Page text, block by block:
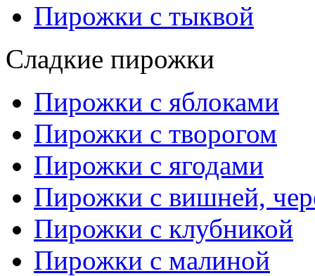
Пирожки с тыквой
Сладкие пирожки
Пирожки с яблоками
Пирожки с творогом
Пирожки с ягодами
Пирожки с вишней,
Пирожки с клубникой
Пирожки с малиной